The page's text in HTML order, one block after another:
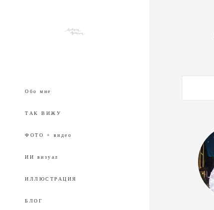
Обо мне
ТАК ВИЖУ
ФОТО + видео
ИИ визуал
ИЛЛЮСТРАЦИЯ
БЛОГ